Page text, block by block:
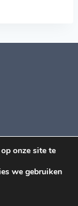
onze site te
we gebruiken